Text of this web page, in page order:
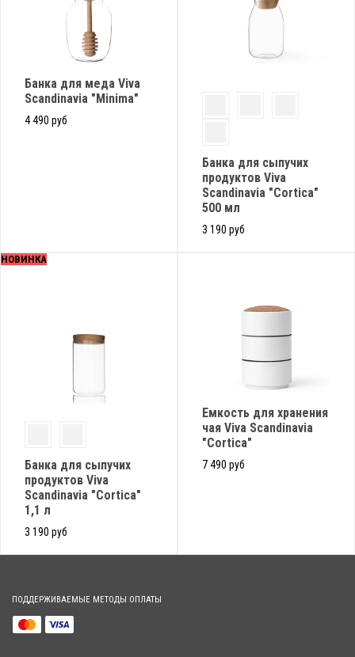
Банка для меда Viva
Scandinavia "Minima"
4 490 руб
Банка для сыпучих
продуктов Viva
Scandinavia "Cortica"
500 мл
3 190 руб
НОВИНКА
Банка для сыпучих
продуктов Viva
Scandinavia "Cortica"
1,1 л
3 190 руб
Емкость для хранения
чая Viva Scandinavia
"Cortica"
7 490 руб
ПОДДЕРЖИВАЕМЫЕ МЕТОДЫ ОПЛАТЫ